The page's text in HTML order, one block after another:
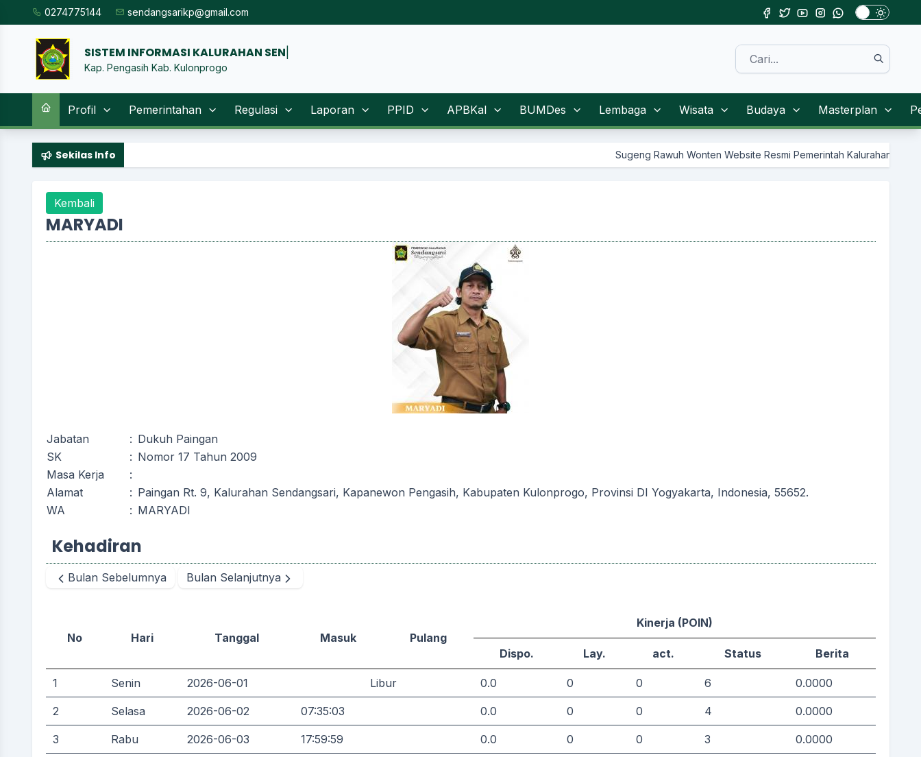
0274775144 sendangsarikp@gmail.com
SIST|
Kap. Pengasih Kab. Kulonprogo
Profil Pemerintahan Regulasi Laporan PPID APBKal BUMDes Lembaga Wisata Budaya Masterplan
Sekilas Info Sugeng Rawuh Wonten Website Resmi Pemerintah Kalurahan Sendangsari Kapanewon
Kembali
MARYADI
Jabatan : Dukuh Paingan
SK
: Nomor 17 Tahun 2009
Masa Kerja
:
Alamat
: Paingan Rt. 9, Kalurahan Sendangsari, Kapanewon Pengasih, Kabupaten Kulonprogo, Provinsi DI Yogyakarta, Indonesia, 55652.
WA
: MARYADI
Kehadiran
Bulan Sebelumnya Bulan Selanjutnya
No Hari Tanggal Masuk Pulang
Kinerja (POIN)
Dispo. Lay. act. Status Berita
1 Senin 2026-06-01 Libur 0.0 0 0 6 0.0000
2 Selasa 2026-06-02 07:35:03 0.0 0 0 4 0.0000
3 Rabu 2026-06-03 17:59:59 0.0 0 0 3 0.0000